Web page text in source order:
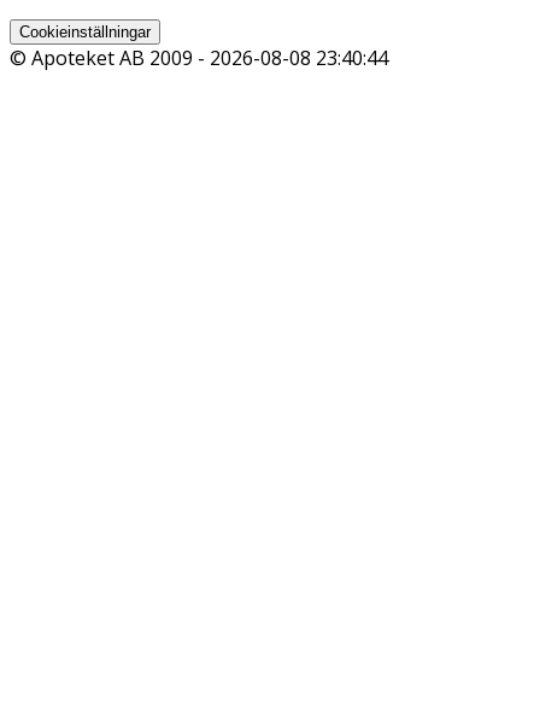
Cookieinställningar
© Apoteket AB 2009 - 2026-08-08 23:40:44